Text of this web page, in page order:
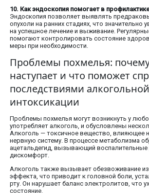
10. Как эндоскопия помогает в
Эндоскопия позволяет выявлять
опухоли на ранних стадиях, что значительно
на успешное лечение и выживание.
помогают контролировать состояние
меры при необходимости.
Проблемы похмелья:
наступает и что поможет
последствиями алкогольной
интоксикации
Проблемы похмелья могут возникнуть у
употребляет алкоголь, и обусловлены
Алкоголь — токсичное вещество, влияющее
нервную систему. В процессе метаболизма
ацетальдегид, вызывающий воспалительные
дискомфорт.
Алкоголь также вызывает обезвоживание
эффекта, что приводит к головной боли,
рту. Он нарушает баланс электролитов, что
состояние.